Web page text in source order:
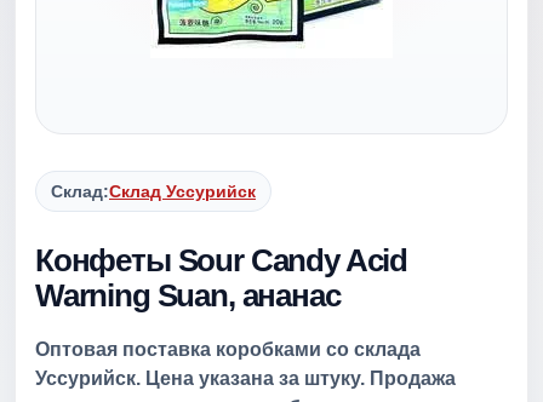
Склад:Склад Уссурийск
Конфеты Sour Candy Acid
Warning Suan, ананас
Оптовая поставка коробками со склада
Уссурийск. Цена указана за штуку. Продажа